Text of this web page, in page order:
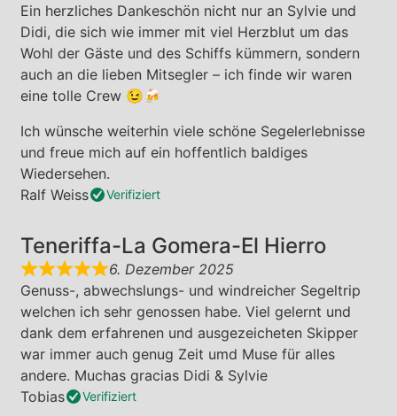
Ein herzliches Dankeschön nicht nur an Sylvie und
Didi, die sich wie immer mit viel Herzblut um das
Wohl der Gäste und des Schiffs kümmern, sondern
auch an die lieben Mitsegler – ich finde wir waren
eine tolle Crew 😉🍻
Ich wünsche weiterhin viele schöne Segelerlebnisse
und freue mich auf ein hoffentlich baldiges
Wiedersehen.
Ralf Weiss
Verifiziert
Teneriffa-La Gomera-El Hierro
6. Dezember 2025
Genuss-, abwechslungs- und windreicher Segeltrip
welchen ich sehr genossen habe. Viel gelernt und
dank dem erfahrenen und ausgezeicheten Skipper
war immer auch genug Zeit umd Muse für alles
andere. Muchas gracias Didi & Sylvie
Tobias
Verifiziert